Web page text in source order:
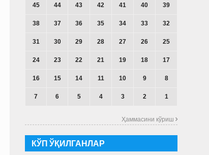
45 44 43 42 41 40 39
38 37 36 35 34 33 32
31 30 29 28 27 26 25
24 23 22 21 19 18 17
16 15 14 11 10 9 8
7 6 5 4 3 2 1
Ҳаммасини кўриш 
КЎП ЎҚИЛГАНЛАР